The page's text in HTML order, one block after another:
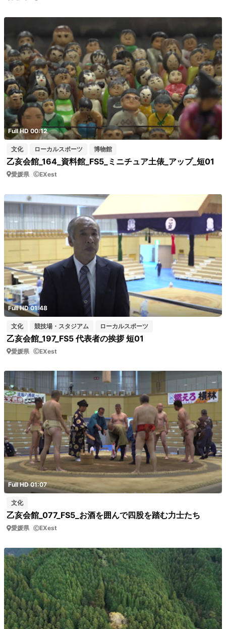
Full HD 00:12
文化 ローカルスポーツ 博物館
乙亥会館_164_資料館_FS5_ミニチュア土俵_アップ_短01
愛媛県 EXest
Full HD 01:48
文化 競技場・スタジアム ローカルスポーツ
乙亥会館_197_FS5 代表者の挨拶 短01
愛媛県 EXest
Full HD 01:07
文化
乙亥会館_077_FS5_お酒を囲んで四股を踏む力士たち
愛媛県 EXest